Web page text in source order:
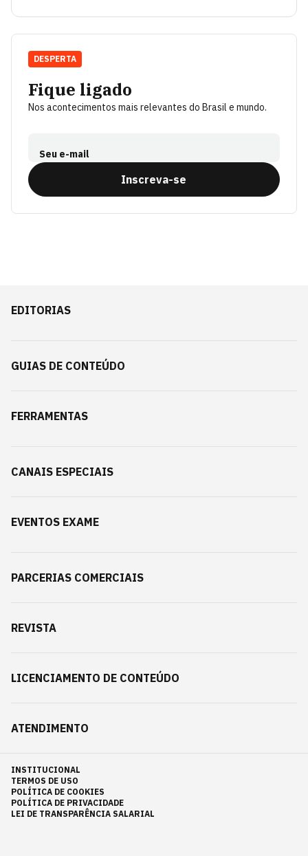
Fique ligado
Nos acontecimentos mais relevantes do Brasil e mundo.
Seu e-mail
Inscreva-se
DESPERTA
EDITORIAS
GUIAS DE CONTEÚDO
FERRAMENTAS
CANAIS ESPECIAIS
EVENTOS EXAME
PARCERIAS COMERCIAIS
REVISTA
LICENCIAMENTO DE CONTEÚDO
ATENDIMENTO
INSTITUCIONAL
TERMOS DE USO
POLÍTICA DE COOKIES
POLÍTICA DE PRIVACIDADE
LEI DE TRANSPARÊNCIA SALARIAL